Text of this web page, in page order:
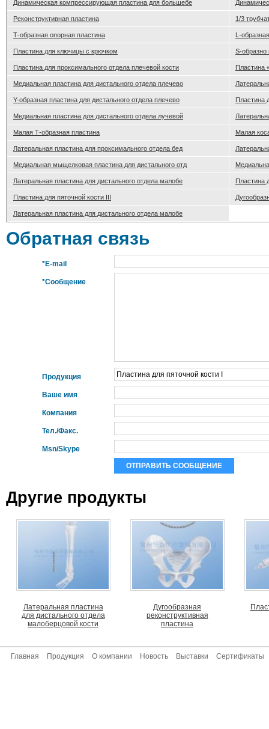
Динамическая компрессирующая пластина для большебе
Реконструктивная пластина 1/3
Т-образная опорная пластина L-
Пластина для ключицы с крючком S-образно
Пластина для проксимального отдела плечевой кости Пластина
Медиальная пластина для дистального отдела плечево
Y-образная пластина для дистального отдела плечево Пластина
Медиальная пластина для дистального отдела лучевой
Малая Т-образная пластина Малая
Латеральная пластина для проксимального отдела бед
Медиальная мыщелковая пластина для дистального отд
Латеральная пластина для дистального отдела малобе Пластина
Пластина для пяточной кости III
Латеральная пластина для дистального отдела малобе
Обратная связь
*E-mail
*Сообщение
Продукция
Ваше имя
Компания
Тел./Факс.
Msn/Skype
Другие продукты
Латеральная пластина
для дистального отдела
малоберцовой кости
Дугообразная
реконструктивная
пластина
Главная Продукция О компании Новость Выставки Сертификаты